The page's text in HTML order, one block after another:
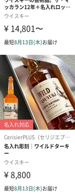
が誕生しました。
1.生産性や効率より
す。
2.ネットショップな
りがモットーです
にお応えします。
特別な記念日に
御誕生日や退職祝
ちを表すギフトとし